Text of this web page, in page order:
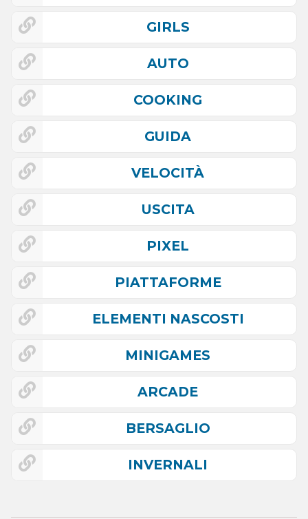
GIRLS
AUTO
COOKING
GUIDA
VELOCITÀ
USCITA
PIXEL
PIATTAFORME
ELEMENTI NASCOSTI
MINIGAMES
ARCADE
BERSAGLIO
INVERNALI